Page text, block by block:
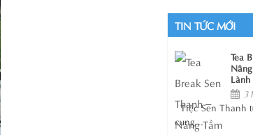
TIN TỨC MỚI
Tea
Tiệc Sen Thanh
cung...